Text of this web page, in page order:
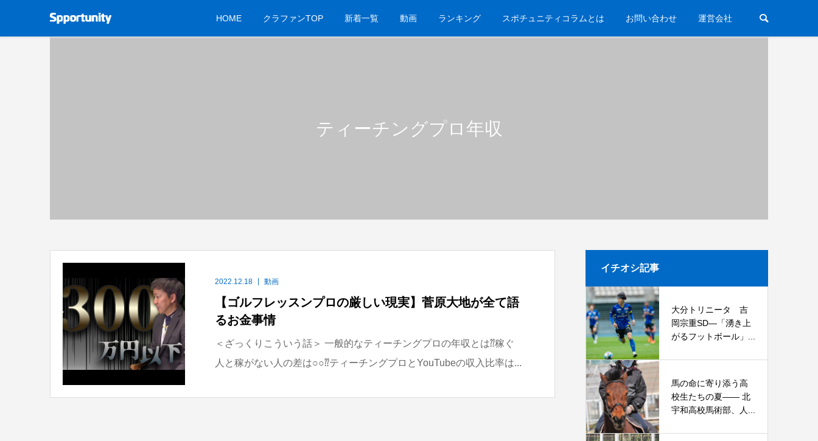
HOME クラファンTOP 新着一覧 動画 ランキング スポチュニティコラムとは お問い合わせ 運営会社
ティーチングプロ年収
2022.12.18 動画
【ゴルフレッスンプロの厳しい現実】菅原大地が全て語
るお金事情
＜ざっくりこういう話＞ 一般的なティーチングプロの年収とは⁇稼ぐ
人と稼がない人の差は○○⁇ティーチングプロとYouTubeの収入比率は...
イチオシ記事
大分トリニータ 吉
岡宗重SD―「湧き上
がるフットボール」...
馬の命に寄り添う高
校生たちの夏—— 北
宇和高校馬術部、人...